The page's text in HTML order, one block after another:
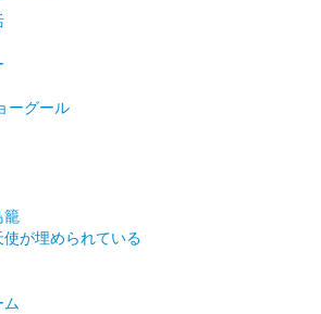
ーグール
が埋められている